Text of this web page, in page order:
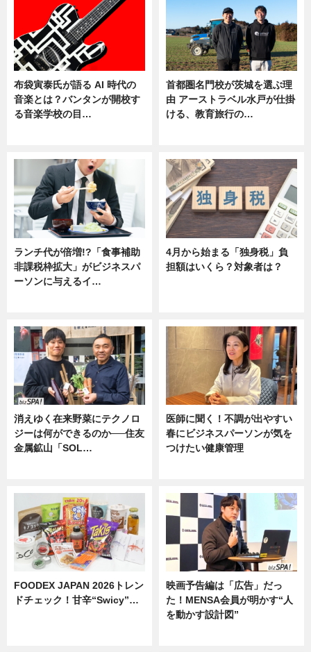
布袋寅泰氏が語る AI 時代の
音楽とは？バンタンが開校す
る音楽学校の目…
首都圏名門校が茨城を選ぶ理
由 アーストラベル水戸が仕掛
ける、教育旅行の…
ランチ代が倍増!?「食事補助
非課税枠拡大」がビジネスパ
ーソンに与えるイ…
4月から始まる「独身税」負
担額はいくら？対象者は？
消えゆく在来野菜にテクノロ
ジーは何ができるのか──住友
金属鉱山「SOL…
医師に聞く！不調が出やすい
春にビジネスパーソンが気を
つけたい健康管理
FOODEX JAPAN 2026トレン
ドチェック！甘辛“Swicy”…
映画予告編は「広告」だっ
た！MENSA会員が明かす“人
を動かす設計図”